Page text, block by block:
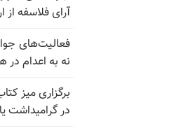
آرای فلاسفه از
فعالیت‌های
نه به اعدام
برگزاری میز
در گرامیداشت